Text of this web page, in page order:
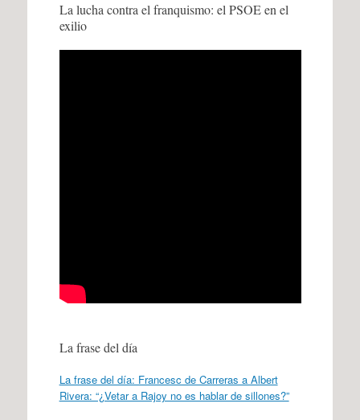
La lucha contra el franquismo: el PSOE en el
exilio
La frase del día
La frase del día: Francesc de Carreras a Albert
Rivera: “¿Vetar a Rajoy no es hablar de sillones?”